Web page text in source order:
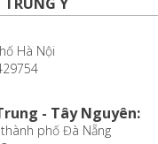
Hà Nội
- Tây Nguyên:
phố Đà Nẵng